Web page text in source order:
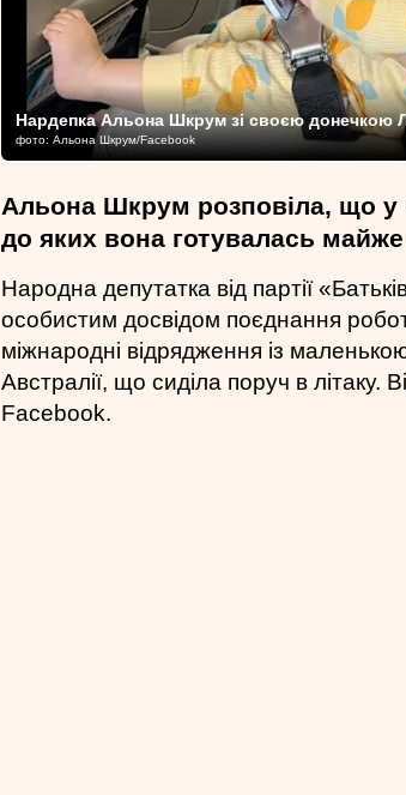
Нардепка Альона Шкрум зі своєю донечкою
фото: Альона Шкрум/Facebook
Альона Шкрум розповіла, що у
до яких вона готувалась майже
Народна депутатка від партії
особистим досвідом поєднання
міжнародні відрядження із
Австралії, що сиділа поруч в літаку.
Facebook.